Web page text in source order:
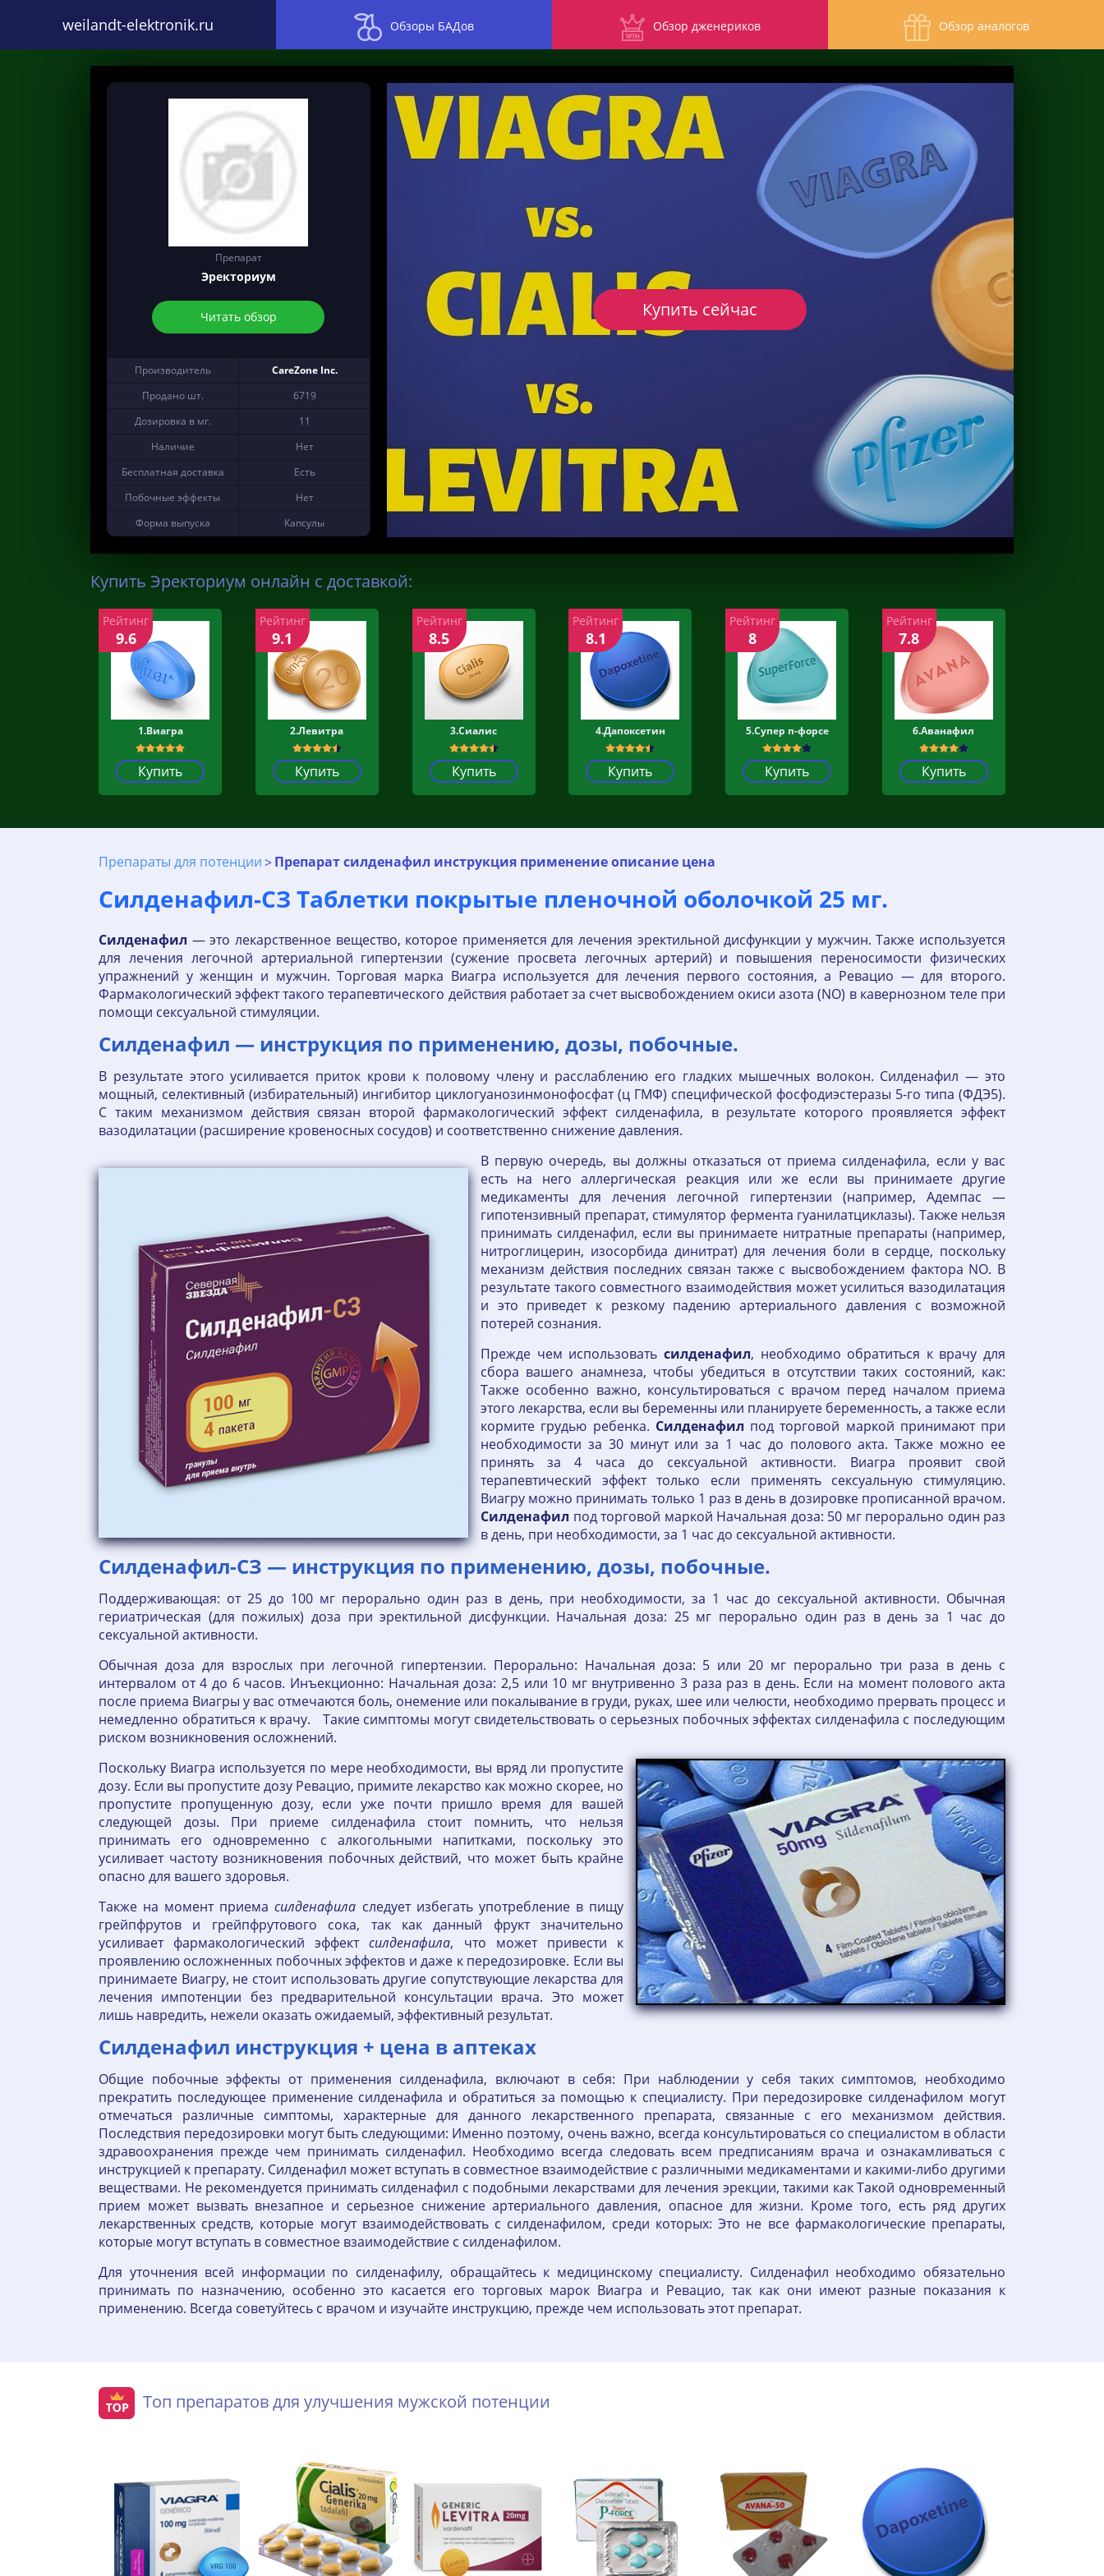
weilandt-elektronik.ru Обзоры БАДов Обзор дженериков Обзор аналогов
Препарат
Эректориум
Читать обзор
Производитель
CareZone Inc.
Продано шт.
6719
Дозировка в мг.
11
Наличие
Нет
Бесплатная доставка
Есть
Побочные эффекты
Нет
Форма выпуска
Капсулы
Купить сейчас
Купить Эректориум онлайн с доставкой:
1.Виагра
Купить
Рейтинг
9.6
2.Левитра
Купить
Рейтинг
9.1
3.Сиалис
Купить
Рейтинг
8.5
4.Дапоксетин
Купить
Рейтинг
8.1
5.Супер п-форсе
Купить
Рейтинг
8
6.Аванафил
Купить
Рейтинг
7.8
Препараты для потенции Препарат силденафил инструкция применение описание цена
Силденафил-СЗ Таблетки покрытые пленочной оболочкой 25 мг.
Силденафил — это лекарственное вещество, которое применяется для лечения эректильной дисфункции у мужчин. Также используется
для лечения легочной артериальной гипертензии (сужение просвета легочных артерий) и повышения переносимости физических
упражнений у женщин и мужчин. Торговая марка Виагра используется для лечения первого состояния, а Ревацио — для второго.
Фармакологический эффект такого терапевтического действия работает за счет высвобождением окиси азота (NO) в кавернозном теле при
помощи сексуальной стимуляции.
Силденафил — инструкция по применению, дозы, побочные.
В результате этого усиливается приток крови к половому члену и расслаблению его гладких мышечных волокон. Силденафил — это
мощный, селективный (избирательный) ингибитор циклогуанозинмонофосфат (ц ГМФ) специфической фосфодиэстеразы 5-го типа (ФДЭ5).
С таким механизмом действия связан второй фармакологический эффект силденафила, в результате которого проявляется эффект
вазодилатации (расширение кровеносных сосудов) и соответственно снижение давления.
В первую очередь, вы должны отказаться от приема силденафила, если у вас
есть на него аллергическая реакция или же если вы принимаете другие
медикаменты для лечения легочной гипертензии (например, Адемпас —
гипотензивный препарат, стимулятор фермента гуанилатциклазы). Также нельзя
принимать силденафил, если вы принимаете нитратные препараты (например,
нитроглицерин, изосорбида динитрат) для лечения боли в сердце, поскольку
механизм действия последних связан также с высвобождением фактора NO. В
результате такого совместного взаимодействия может усилиться вазодилатация
и это приведет к резкому падению артериального давления с возможной
потерей сознания.
Прежде чем использовать силденафил, необходимо обратиться к врачу для
сбора вашего анамнеза, чтобы убедиться в отсутствии таких состояний, как:
Также особенно важно, консультироваться с врачом перед началом приема
этого лекарства, если вы беременны или планируете беременность, а также если
кормите грудью ребенка. Силденафил под торговой маркой принимают при
необходимости за 30 минут или за 1 час до полового акта. Также можно ее
принять за 4 часа до сексуальной активности. Виагра проявит свой
терапевтический эффект только если применять сексуальную стимуляцию.
Виагру можно принимать только 1 раз в день в дозировке прописанной врачом.
Силденафил под торговой маркой Начальная доза: 50 мг перорально один раз
в день, при необходимости, за 1 час до сексуальной активности.
Силденафил-СЗ — инструкция по применению, дозы, побочные.
Поддерживающая: от 25 до 100 мг перорально один раз в день, при необходимости, за 1 час до сексуальной активности. Обычная
гериатрическая (для пожилых) доза при эректильной дисфункции. Начальная доза: 25 мг перорально один раз в день за 1 час до
сексуальной активности.
Обычная доза для взрослых при легочной гипертензии. Перорально: Начальная доза: 5 или 20 мг перорально три раза в день с
интервалом от 4 до 6 часов. Инъекционно: Начальная доза: 2,5 или 10 мг внутривенно 3 раза раз в день. Если на момент полового акта
после приема Виагры у вас отмечаются боль, онемение или покалывание в груди, руках, шее или челюсти, необходимо прервать процесс и
немедленно обратиться к врачу. Такие симптомы могут свидетельствовать о серьезных побочных эффектах силденафила с последующим
риском возникновения осложнений.
Поскольку Виагра используется по мере необходимости, вы вряд ли пропустите
дозу. Если вы пропустите дозу Ревацио, примите лекарство как можно скорее, но
пропустите пропущенную дозу, если уже почти пришло время для вашей
следующей дозы. При приеме силденафила стоит помнить, что нельзя
принимать его одновременно с алкогольными напитками, поскольку это
усиливает частоту возникновения побочных действий, что может быть крайне
опасно для вашего здоровья.
Также на момент приемасилденафила следует избегать употребление в пищу
грейпфрутов и грейпфрутового сока, так как данный фрукт значительно
усиливает фармакологический эффектсилденафила, что может привести к
проявлению осложненных побочных эффектов и даже к передозировке. Если вы
принимаете Виагру, не стоит использовать другие сопутствующие лекарства для
лечения импотенции без предварительной консультации врача. Это может
лишь навредить, нежели оказать ожидаемый, эффективный результат.
Силденафил инструкция + цена в аптеках
Общие побочные эффекты от применения силденафила, включают в себя: При наблюдении у себя таких симптомов, необходимо
прекратить последующее применение силденафила и обратиться за помощью к специалисту. При передозировке силденафилом могут
отмечаться различные симптомы, характерные для данного лекарственного препарата, связанные с его механизмом действия.
Последствия передозировки могут быть следующими: Именно поэтому, очень важно, всегда консультироваться со специалистом в области
здравоохранения прежде чем принимать силденафил. Необходимо всегда следовать всем предписаниям врача и ознакамливаться с
инструкцией к препарату. Силденафил может вступать в совместное взаимодействие с различными медикаментами и какими-либо другими
веществами. Не рекомендуется принимать силденафил с подобными лекарствами для лечения эрекции, такими как Такой одновременный
прием может вызвать внезапное и серьезное снижение артериального давления, опасное для жизни. Кроме того, есть ряд других
лекарственных средств, которые могут взаимодействовать с силденафилом, среди которых: Это не все фармакологические препараты,
которые могут вступать в совместное взаимодействие с силденафилом.
Для уточнения всей информации по силденафилу, обращайтесь к медицинскому специалисту. Силденафил необходимо обязательно
принимать по назначению, особенно это касается его торговых марок Виагра и Ревацио, так как они имеют разные показания к
применению. Всегда советуйтесь с врачом и изучайте инструкцию, прежде чем использовать этот препарат.
Топ препаратов для улучшения мужской потенции